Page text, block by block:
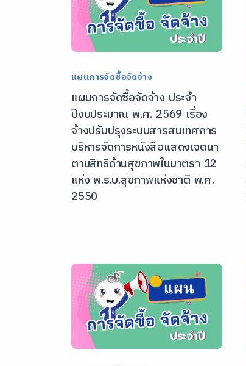
แผนการจัดซื้อจัดจ้าง
แผนการจัดซื้อจัดจ้าง ประจํา
ปีงบประมาณ พ.ศ. 2569 เรื่อง
จ้างปรับปรุงระบบสารสนเทศการ
บริหารจัดการหนังสือแสดงเจตนา
ตามสิทธิด้านสุขภาพในมาตรา 12
แห่ง พ.ร.บ.สุขภาพแห่งชาติ พ.ศ.
2550